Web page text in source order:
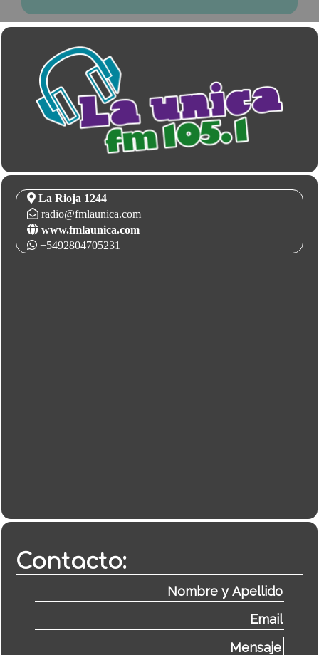
La Rioja 1244
radio@fmlaunica.com
www.fmlaunica.com
+5492804705231
Contacto: